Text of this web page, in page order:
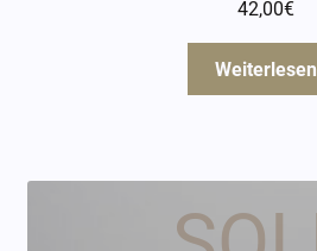
42,00€
Weiterlesen